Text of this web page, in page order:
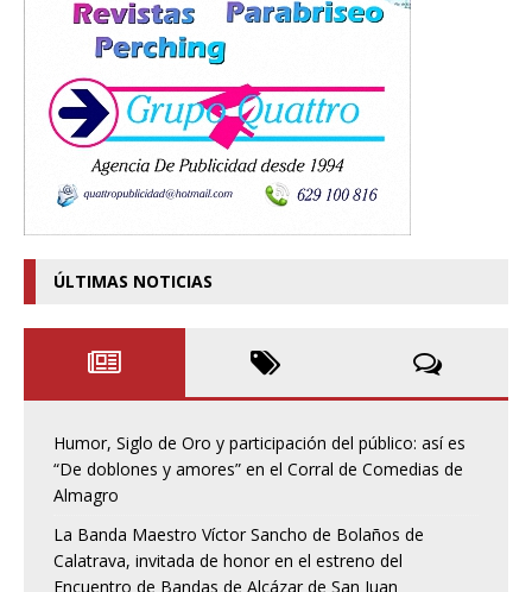
ÚLTIMAS NOTICIAS
Humor, Siglo de Oro y participación del público: así es
“De doblones y amores” en el Corral de Comedias de
Almagro
La Banda Maestro Víctor Sancho de Bolaños de
Calatrava, invitada de honor en el estreno del
Encuentro de Bandas de Alcázar de San Juan